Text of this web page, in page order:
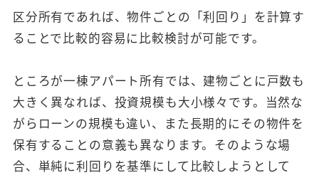
区分所有であれば、物件ごとの「利回り」を計算す
ることで比較的容易に比較検討が可能です。
ところが一棟アパート所有では、建物ごとに戸数も
大きく異なれば、投資規模も大小様々です。当然な
がらローンの規模も違い、また長期的にその物件を
保有することの意義も異なります。そのような場
合、単純に利回りを基準にして比較しようとして